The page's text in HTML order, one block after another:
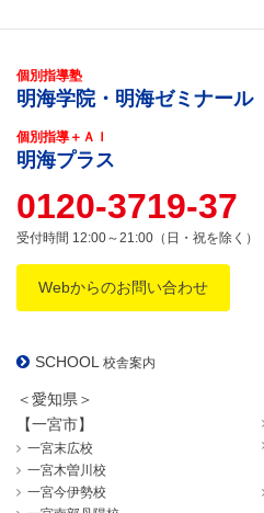
個別指導塾
明海学院・明海ゼミナール
個別指導＋ＡＩ
明海プラス
0120-3719-37
受付時間 12:00～21:00（日・祝を除く）
Webからのお問い合わせ
SCHOOL 校舎案内
＜愛知県＞
【一宮市】
一宮末広校
一宮木曽川校
一宮今伊勢校